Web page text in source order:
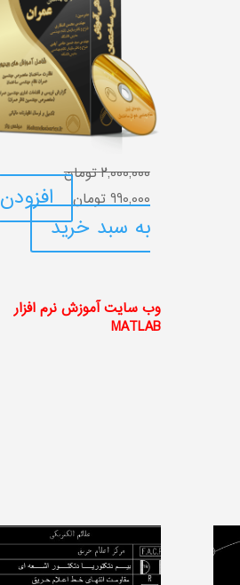
2,000,000تومان
قیمت
اصلی:
2,000,000 تومان
بود.
990,000تومان قیمت
فعلی:
990,000 تومان.
افزودن
به سبد خرید
وب سایت آموزش نرم افزار
MATLAB